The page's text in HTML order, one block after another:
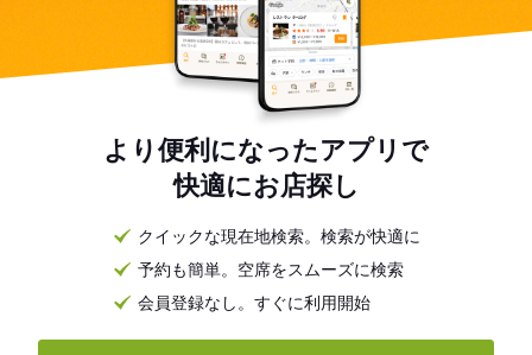
より便利になったアプリで
快適にお店探し
クイックな現在地検索。検索が快適に
予約も簡単。空席をスムーズに検索
会員登録なし。すぐに利用開始